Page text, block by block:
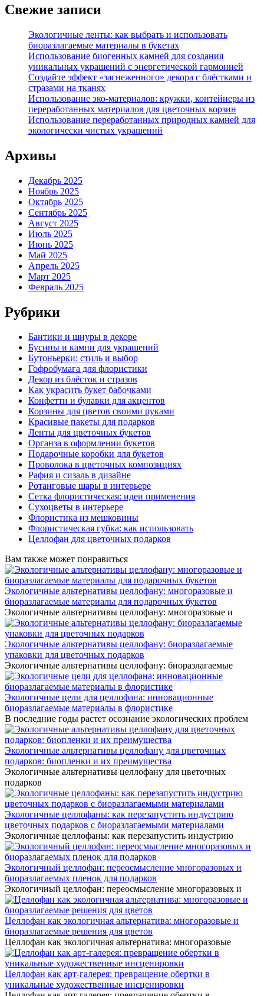
Свежие записи
Экологичные ленты: как выбрать и использовать
биоразлагаемые материалы в букетах
Использование биогенных камней для создания
уникальных украшений с энергетической гармонией
Создайте эффект «заснеженного» декора с блёстками и
стразами на тканях
Использование эко-материалов: кружки, контейнеры из
переработанных материалов для цветочных корзин
Использование переработанных природных камней для
экологически чистых украшений
Архивы
Декабрь 2025
Ноябрь 2025
Октябрь 2025
Сентябрь 2025
Август 2025
Июль 2025
Июнь 2025
Май 2025
Апрель 2025
Март 2025
Февраль 2025
Рубрики
Бантики и шнуры в декоре
Бусины и камни для украшений
Бутоньерки: стиль и выбор
Гофробумага для флористики
Декор из блёсток и стразов
Как украсить букет бабочками
Конфетти и булавки для акцентов
Корзины для цветов своими руками
Красивые пакеты для подарков
Ленты для цветочных букетов
Органза в оформлении букетов
Подарочные коробки для букетов
Проволока в цветочных композициях
Рафия и сизаль в дизайне
Ротанговые шары в интерьере
Сетка флористическая: идеи применения
Сухоцветы в интерьере
Флористика из мешковины
Флористическая губка: как использовать
Целлофан для цветочных подарков
Вам также может понравиться
Экологичные альтернативы целлофану: многоразовые и
биоразлагаемые материалы для подарочных букетов
Экологичные альтернативы целлофану: многоразовые и
Экологичные альтернативы целлофану: биоразлагаемые
упаковки для цветочных подарков
Экологичные альтернативы целлофану: биоразлагаемые
Экологичные цели для целлофана: инновационные
биоразлагаемые материалы в флористике
В последние годы растет осознание экологических проблем
Экологичные альтернативы целлофану для цветочных
подарков: биопленки и их преимущества
Экологичные альтернативы целлофану для цветочных
подарков
Экологичные целлофаны: как перезапустить индустрию
цветочных подарков с биоразлагаемыми материалами
Экологичные целлофаны: как перезапустить индустрию
Экологичный целлофан: переосмысление многоразовых и
биоразлагаемых пленок для подарков
Экологичный целлофан: переосмысление многоразовых и
Целлофан как экологичная альтернатива: многоразовые и
биоразлагаемые решения для цветов
Целлофан как экологичная альтернатива: многоразовые
Целлофан как арт-галерея: превращение обертки в
уникальные художественные инсценировки